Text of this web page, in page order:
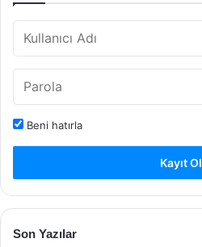
Beni hatırla
Kayıt Ol
Son Yazılar